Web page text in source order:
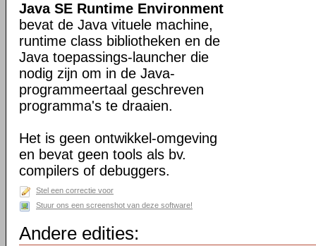
Java SE Runtime Environment
bevat de Java vituele machine,
runtime class bibliotheken en de
Java toepassings-launcher die
nodig zijn om in de Java-
programmeertaal geschreven
programma's te draaien.
Het is geen ontwikkel-omgeving
en bevat geen tools als bv.
compilers of debuggers.
Stel een correctie voor
Stuur ons een screenshot van deze software!
Andere edities: